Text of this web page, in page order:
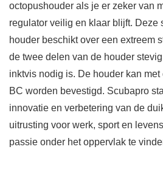
octopushouder als je er zeker van
regulator veilig en klaar blijft. Deze
houder beschikt over een extreem
de twee delen van de houder
inktvis nodig is. De houder kan
BC worden bevestigd. Scubapro
innovatie en verbetering van de
uitrusting voor werk, sport en
passie onder het oppervlak te